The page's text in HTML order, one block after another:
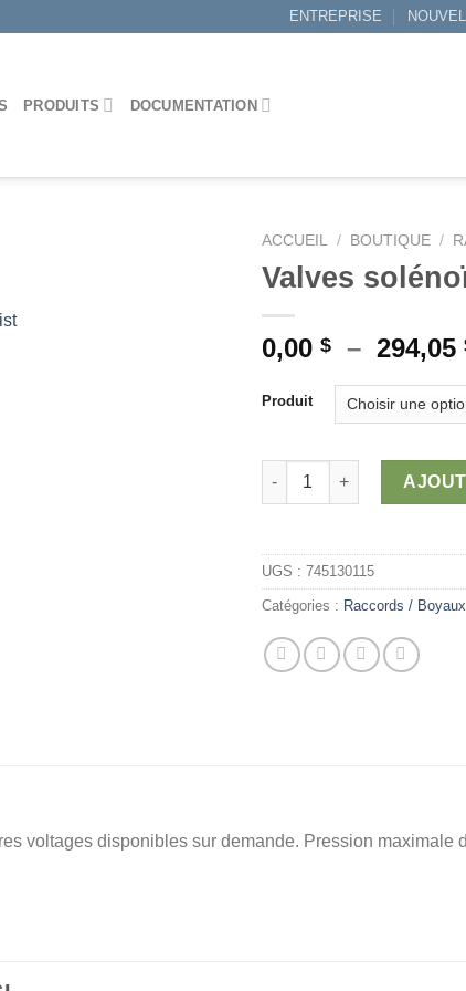
ENTREPRISE
PRODUITS DOCUMENTATION
ACCUEIL / BOUTIQUE /
Valves
0,00 $ – 294,05
Produit
quantité de Valves
UGS : 745130115
Catégories : Raccords /
voltages disponibles sur demande. Pression maximale